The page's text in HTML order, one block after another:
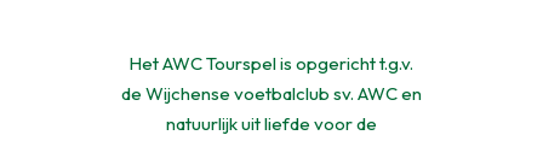
Het AWC Tourspel is opgericht t.g.v.
de Wijchense voetbalclub sv. AWC en
natuurlijk uit liefde voor de